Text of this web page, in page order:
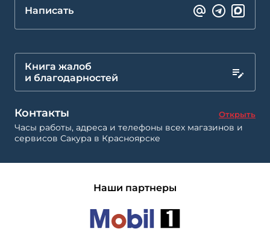
Написать
Книга жалоб
и благодарностей
Контакты Открыть
Часы работы, адреса и телефоны всех магазинов и
сервисов Сакура в Красноярске
Наши партнеры